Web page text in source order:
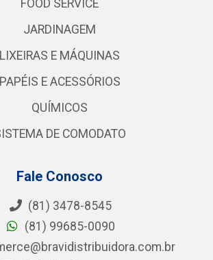
FOOD SERVICE
JARDINAGEM
LIXEIRAS E MÁQUINAS
PAPÉIS E ACESSÓRIOS
QUÍMICOS
DE COMODATO
Fale Conosco
(81) 3478-8545
(81) 99685-0090